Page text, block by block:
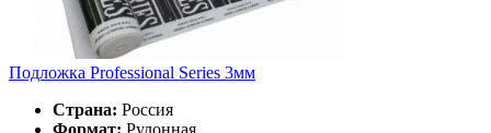
Подложка Professional Series 3мм
Страна: Россия